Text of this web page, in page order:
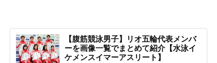
【腹筋競泳男子】リオ五輪代表メンバ
ーを画像一覧でまとめて紹介【水泳イ
ケメンスイマーアスリート】